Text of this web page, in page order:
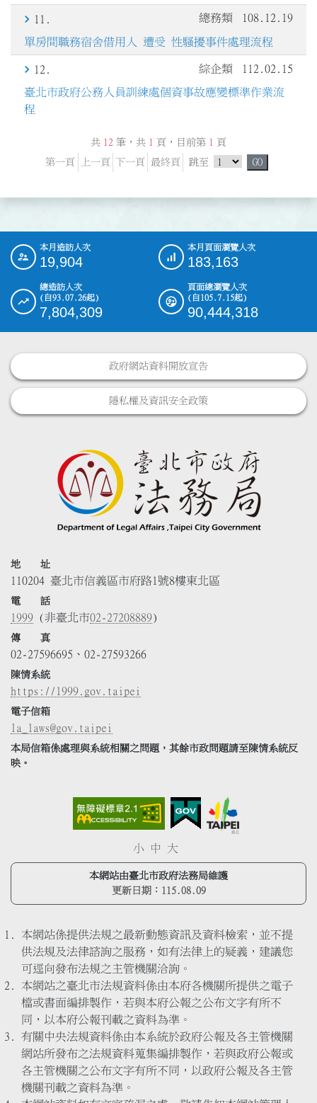
11. 總務類 108.12.19
單房間職務宿舍借用人 遭受 性騷擾事件處理流程
12. 綜企類 112.02.15
臺北市政府公務人員訓練處個資事故應變標準作業流
程
共 12 筆，共 1 頁，目前第 1
頁
第一頁
上一頁 下一頁 最終頁 跳至 跳頁選單 GO
::: 本月造訪人次
19,904
本月頁面瀏覽人次
183,163
總造訪人次
(自93.07.26起)
7,804,309
頁面總瀏覽人次
(自105.7.15起)
90,444,318
政府網站資料開放宣告
隱私權及資訊安全政策
地 址
110204 臺北市信義區市府路1號8樓東北區
電 話
1999 (非臺北市02-27208889)
傳 真
02-27596695、02-27593266
陳情系統
https://1999.gov.taipei
電子信箱
la_laws@gov.taipei
本局信箱係處理與系統相關之問題，其餘市政問題請至陳情系統反
映。
小 中 大
本網站由臺北市政府法務局維護
更新日期： 115.08.09
本網站係提供法規之最新動態資訊及資料檢索，並不提
供法規及法律諮詢之服務，如有法律上的疑義，建議您
可逕向發布法規之主管機關洽詢。
本網站之臺北市法規資料係由本府各機關所提供之電子
檔或書面編排製作，若與本府公報之公布文字有所不
同，以本府公報刊載之資料為準。
有關中央法規資料係由本系統於政府公報及各主管機關
網站所發布之法規資料蒐集編排製作，若與政府公報或
各主管機關之公布文字有所不同，以政府公報及各主管
機關刊載之資料為準。